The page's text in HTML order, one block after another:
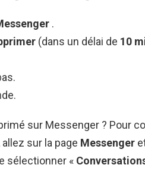
.
(dans un délai de 10
sur Messenger ? Pour
sur la page Messenger
sélectionner «